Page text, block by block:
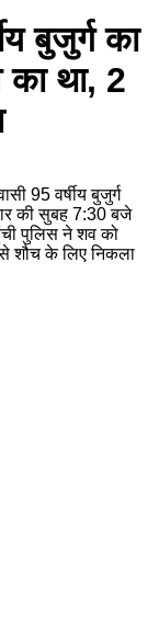
बुजुर्ग का
का था, 2
95 वर्षीय बुजुर्ग
की सुबह 7:30 बजे
पुलिस ने शव को
शौच के लिए निकला